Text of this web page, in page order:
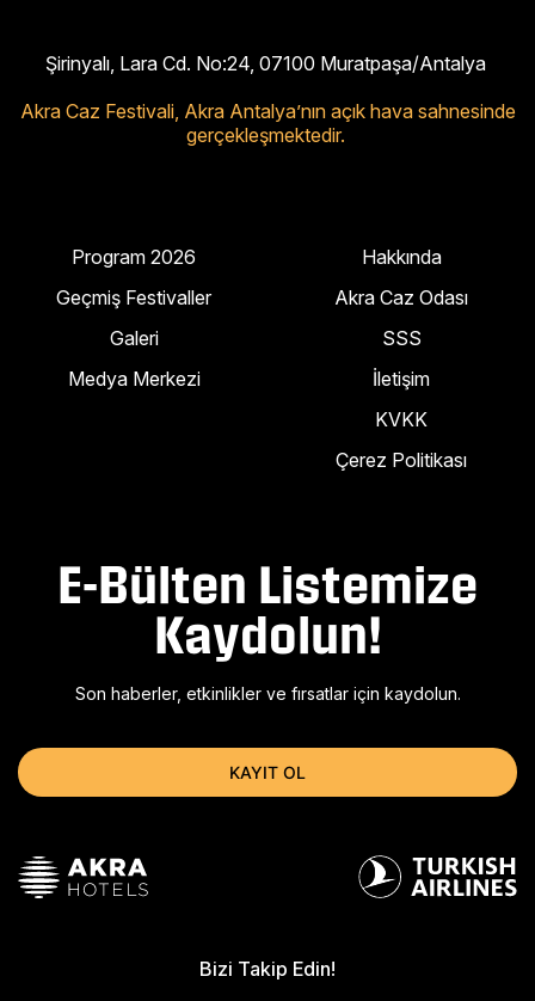
Şirinyalı, Lara Cd. No:24, 07100 Muratpaşa/Antalya
Akra Caz Festivali, Akra Antalya’nın açık hava sahnesinde
gerçekleşmektedir.
Program 2026
Geçmiş Festivaller
Galeri
Medya Merkezi
Hakkında
Akra Caz Odası
SSS
İletişim
KVKK
Çerez Politikası
E-Bülten Listemize
Kaydolun!
Son haberler, etkinlikler ve fırsatlar için kaydolun.
KAYIT OL
Bizi Takip Edin!